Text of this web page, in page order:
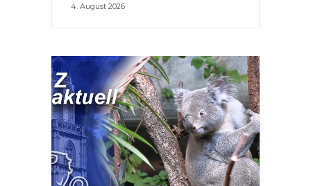
4. August 2026